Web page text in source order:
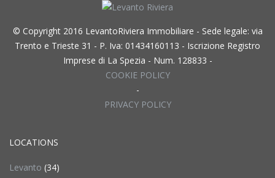
© Copyright 2016 LevantoRiviera Immobiliare - Sede legale: via
Trento e Trieste 31 - P. Iva: 01434160113 - Iscrizione Registro
Imprese di La Spezia - Num. 128833 -
COOKIE POLICY
-
PRIVACY POLICY
LOCATIONS
Levanto (34)